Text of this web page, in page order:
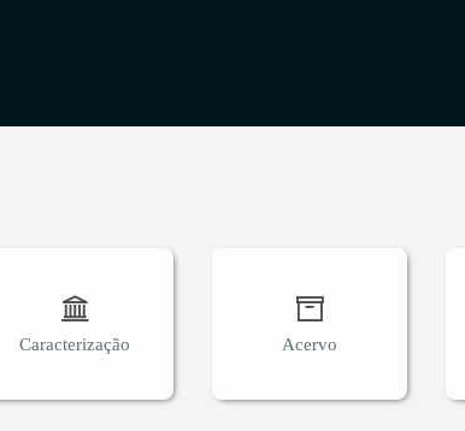
Caracterização Acervo